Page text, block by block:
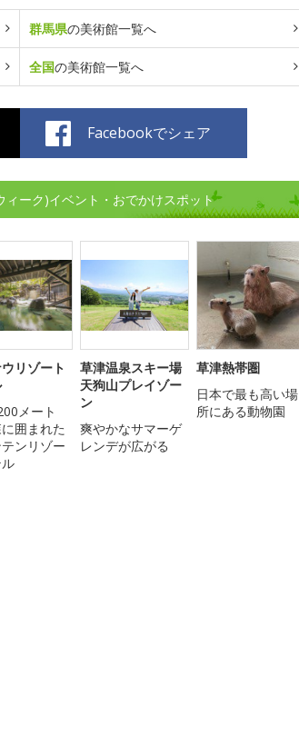
群馬県の美術館一覧へ
全国の美術館一覧へ
Facebookでシェア
ーク)イベント・おでかけスポット
リゾート
メート
囲まれた
ンリゾー
ル
草津温泉スキー場
天狗山プレイゾー
ン
爽やかなサマーゲ
レンデが広がる
草津熱帯圏
日本で最も高い場
所にある動物園